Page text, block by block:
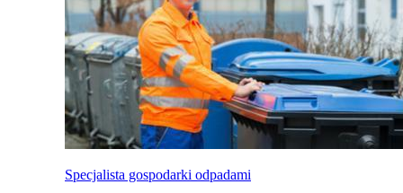
Specjalista gospodarki odpadami